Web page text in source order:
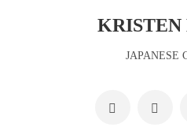
KRISTEN
JAPANESE